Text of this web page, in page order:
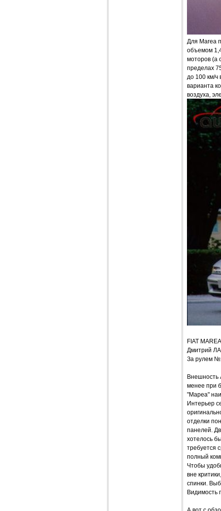
Для Marea
объемом
моторов (а
пределах
до 100 км/ч
варианта
воздуха,
FIAT
Дмитрий
За рулем
Внешность
менее при
"Мареа"
Интерьер
отделки
панелей.
хотелось
требуется
полный
Чтобы
вне
спинки.
Видимость